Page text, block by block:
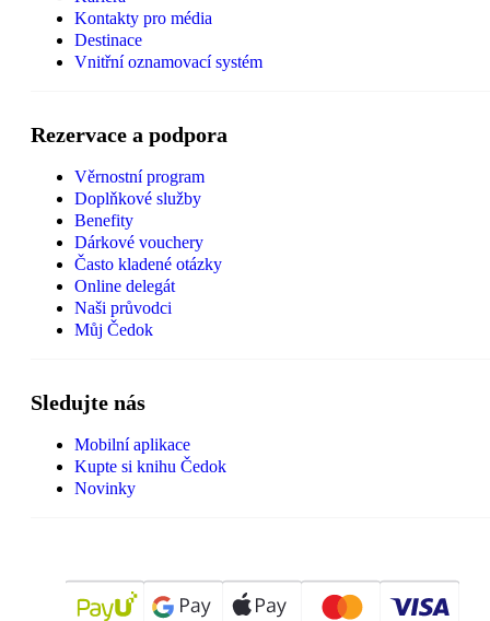
Kontakty pro média
Destinace
Vnitřní oznamovací systém
Rezervace a podpora
Věrnostní program
Doplňkové služby
Benefity
Dárkové vouchery
Často kladené otázky
Online delegát
Naši průvodci
Můj Čedok
Sledujte nás
Mobilní aplikace
Kupte si knihu Čedok
Novinky